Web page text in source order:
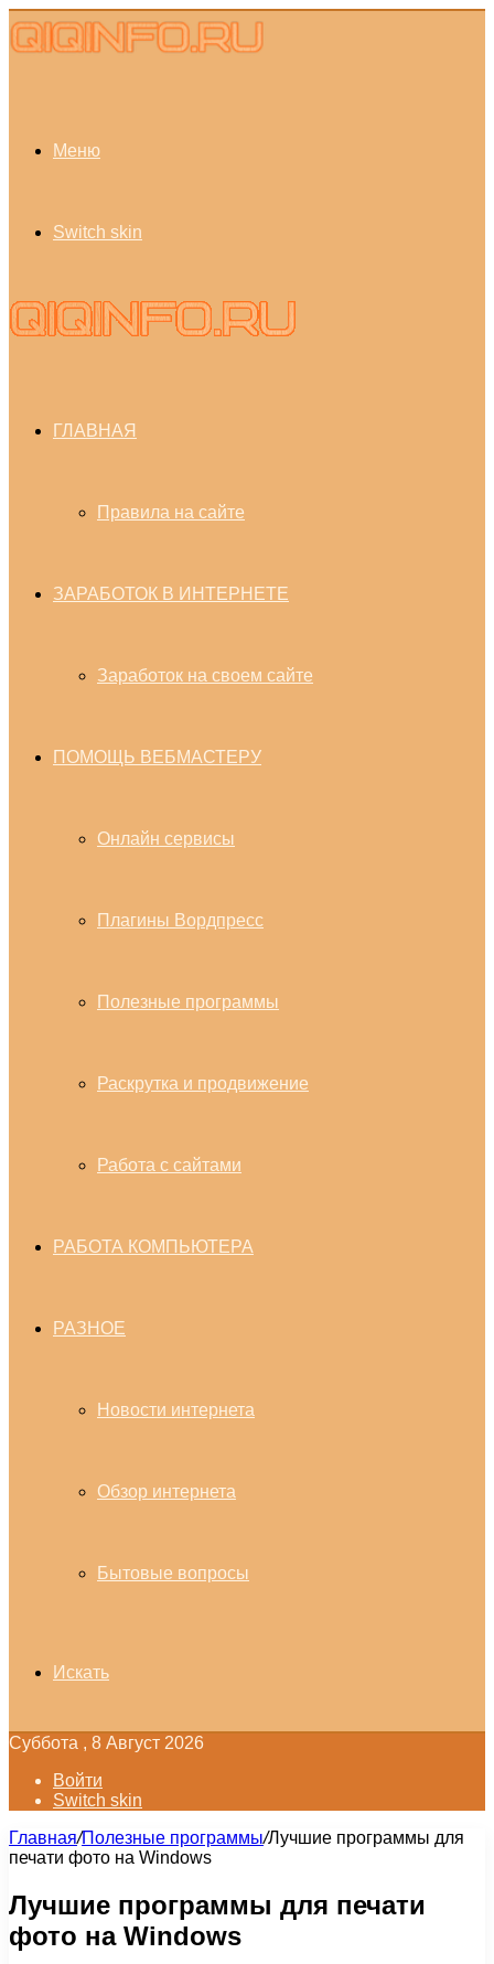
Меню
Switch skin
ГЛАВНАЯ
Правила на сайте
ЗАРАБОТОК В ИНТЕРНЕТЕ
Заработок на своем сайте
ПОМОЩЬ ВЕБМАСТЕРУ
Онлайн сервисы
Плагины Вордпресс
Полезные программы
Раскрутка и продвижение
Работа с сайтами
РАБОТА КОМПЬЮТЕРА
РАЗНОЕ
Новости интернета
Обзор интернета
Бытовые вопросы
Искать
Суббота , 8 Август 2026
Войти
Switch skin
Главная/Полезные программы/Лучшие программы для
печати фото на Windows
Лучшие программы для печати
фото на Windows